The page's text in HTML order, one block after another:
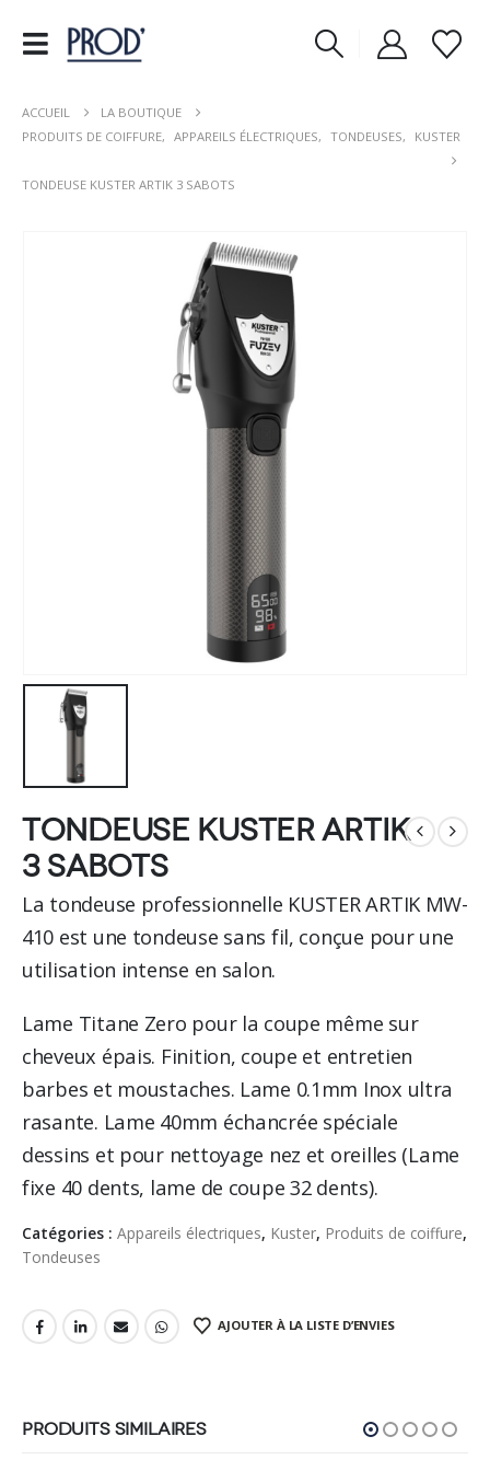
ACCUEIL
LA BOUTIQUE
PRODUITS DE COIFFURE, APPAREILS ÉLECTRIQUES, TONDEUSES, KUSTER
TONDEUSE KUSTER ARTIK 3 SABOTS
Tondeuse Kuster Artik
3 sabots
La tondeuse professionnelle KUSTER ARTIK MW-
410 est une tondeuse sans fil, conçue pour une
utilisation intense en salon.
Lame Titane Zero pour la coupe même sur
cheveux épais. Finition, coupe et entretien
barbes et moustaches. Lame 0.1mm Inox ultra
rasante. Lame 40mm échancrée spéciale
dessins et pour nettoyage nez et oreilles (Lame
fixe 40 dents, lame de coupe 32 dents).
Catégories : Appareils électriques, Kuster, Produits de coiffure,
Tondeuses
AJOUTER À LA LISTE D’ENVIES
PRODUITS SIMILAIRES